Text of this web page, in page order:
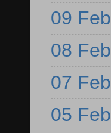
09 Feb
08 Feb
07 Feb
05 Feb